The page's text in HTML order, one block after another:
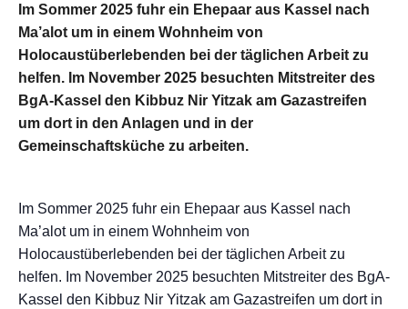
Im Sommer 2025 fuhr ein Ehepaar aus Kassel nach
Ma’alot um in einem Wohnheim von
Holocaustüberlebenden bei der täglichen Arbeit zu
helfen. Im November 2025 besuchten Mitstreiter des
BgA-Kassel den Kibbuz Nir Yitzak am Gazastreifen
um dort in den Anlagen und in der
Gemeinschaftsküche zu arbeiten.
Im Sommer 2025 fuhr ein Ehepaar aus Kassel nach
Ma’alot um in einem Wohnheim von
Holocaustüberlebenden bei der täglichen Arbeit zu
helfen. Im November 2025 besuchten Mitstreiter des BgA-
Kassel den Kibbuz Nir Yitzak am Gazastreifen um dort in